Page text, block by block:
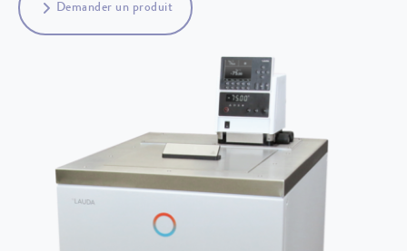
Demander un produit